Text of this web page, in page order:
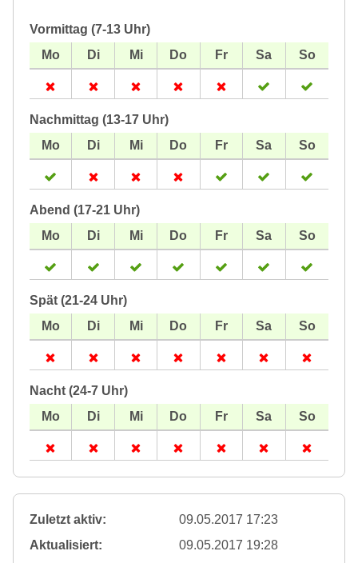
Vormittag (7-13 Uhr)
Nachmittag (13-17 Uhr)
Abend (17-21 Uhr)
Spät (21-24 Uhr)
Nacht (24-7 Uhr)
Zuletzt aktiv:
09.05.2017 17:23
Aktualisiert:
09.05.2017 19:28